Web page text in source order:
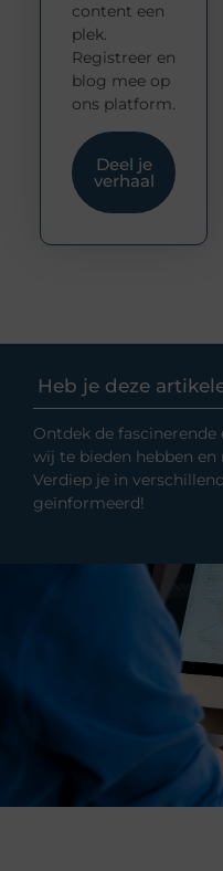
content een
plek.
Registreer en
blog mee op
ons platform.
Deel je
verhaal
Heb je deze
Ontdek de
wij te bieden hebben
Verdiep je in
geïnformeerd!